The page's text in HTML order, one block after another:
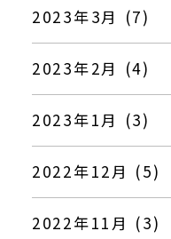
2023年3月 (7)
2023年2月 (4)
2023年1月 (3)
2022年12月 (5)
2022年11月 (3)